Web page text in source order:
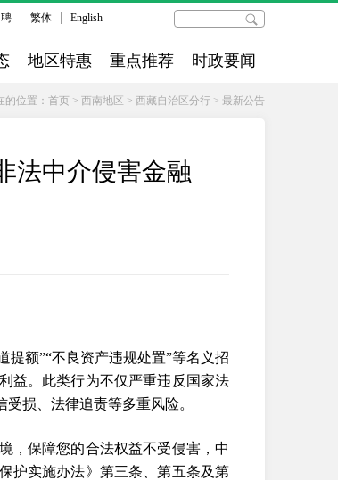
繁体 English
地区特惠 重点推荐 时政要闻
的位置： 首页 > 西南地区 > 西藏自治区分行 > 最新公告
法中介侵害金融
提额”“不良资产违规处置”等名义招
益。此类行为不仅严重违反国家法
损、法律追责等多重风险。
，保障您的合法权益不受侵害，中
护实施办法》第三条、第五条及第